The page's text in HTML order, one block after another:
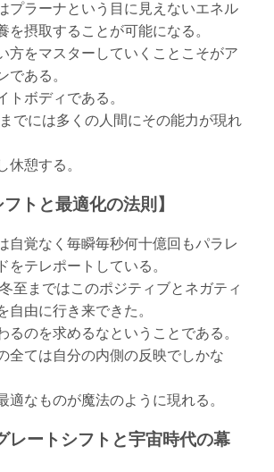
プラーナという目に見えないエネル
を摂取することが可能になる。
方をマスターしていくことこそがア
である。
トボディである。
でには多くの人間にその能力が現れ
休憩する。
フトと最適化の法則】
自覚なく毎瞬毎秒何十億回もパラレ
をテレポートしている。
至まではこのポジティブとネガティ
自由に行き来できた。
るのを求めるなということである。
全ては自分の内側の反映でしかな
適なものが魔法のように現れる。
レートシフトと宇宙時代の幕